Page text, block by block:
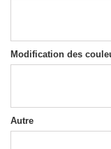
Modification des
Autre